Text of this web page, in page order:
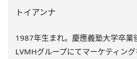
トイアンナ
1987年生まれ。慶應義塾大学卒業
LVMHグループにてマーケティン